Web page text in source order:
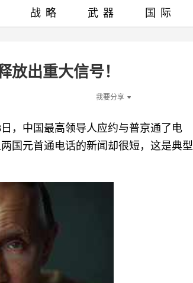
放出重大信号！
我要分享
，中国最高领导人应约与普京通了电
国元首通电话的新闻却很短，这是典型
战略 武器 国际